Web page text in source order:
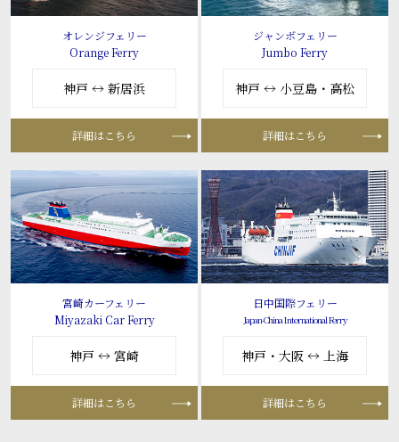
オレンジフェリー
Orange Ferry
神戸 ↔ 新居浜
詳細はこちら
ジャンボフェリー
Jumbo Ferry
神戸 ↔ 小豆島・高松
詳細はこちら
宮崎カーフェリー
Miyazaki Car Ferry
神戸 ↔ 宮崎
詳細はこちら
日中国際フェリー
Japan-China International Ferry
神戸・大阪 ↔ 上海
詳細はこちら